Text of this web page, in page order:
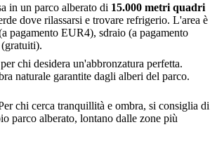
in un parco alberato di 15.000 metri quadri
dove rilassarsi e trovare refrigerio. L'area è
pagamento EUR4), sdraio (a pagamento
chi desidera un'abbronzatura perfetta.
naturale garantite dagli alberi del parco.
chi cerca tranquillità e ombra, si consiglia di
parco alberato, lontano dalle zone più